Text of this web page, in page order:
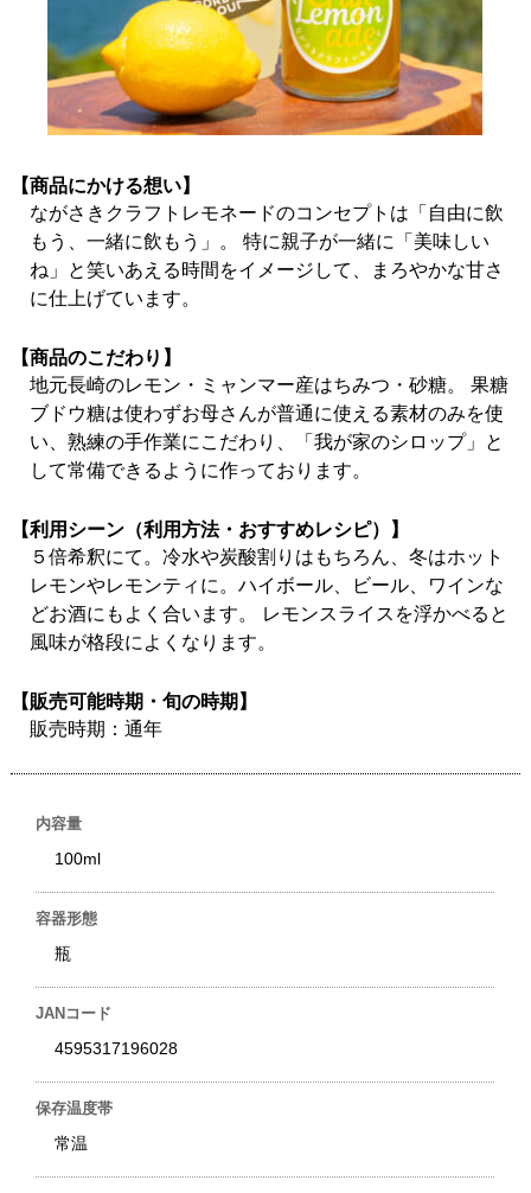
【商品にかける想い】
ながさきクラフトレモネードのコンセプトは「自由に飲
もう、一緒に飲もう」。 特に親子が一緒に「美味しい
ね」と笑いあえる時間をイメージして、まろやかな甘さ
に仕上げています。
【商品のこだわり】
地元長崎のレモン・ミャンマー産はちみつ・砂糖。 果糖
ブドウ糖は使わずお母さんが普通に使える素材のみを使
い、熟練の手作業にこだわり、「我が家のシロップ」と
して常備できるように作っております。
【利用シーン（利用方法・おすすめレシピ）】
５倍希釈にて。冷水や炭酸割りはもちろん、冬はホット
レモンやレモンティに。ハイボール、ビール、ワインな
どお酒にもよく合います。 レモンスライスを浮かべると
風味が格段によくなります。
【販売可能時期・旬の時期】
販売時期：通年
内容量
100ml
容器形態
瓶
JANコード
4595317196028
保存温度帯
常温